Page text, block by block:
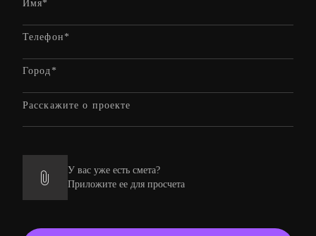
У вас уже есть смета?
Приложите ее для просчета